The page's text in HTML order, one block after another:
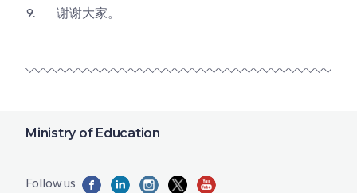
9. 谢谢大家。
Ministry of Education